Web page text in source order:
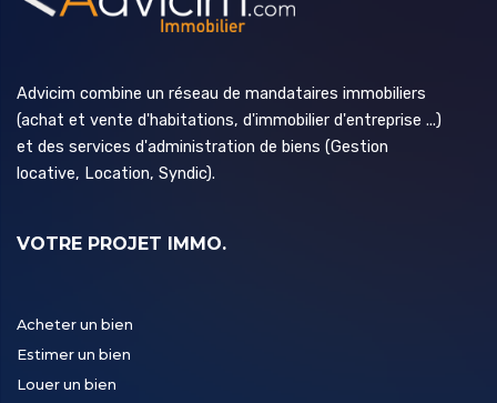
Advicim combine un réseau de mandataires immobiliers
(achat et vente d'habitations, d'immobilier d'entreprise ...)
et des services d'administration de biens (Gestion
locative, Location, Syndic).
VOTRE PROJET IMMO.
Acheter un bien
Estimer un bien
Louer un bien